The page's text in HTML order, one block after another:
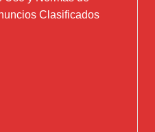
Clasificados